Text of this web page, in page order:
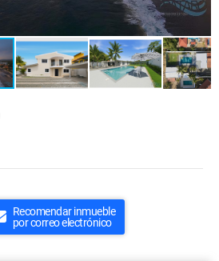
Recomendar inmueble
por correo electrónico